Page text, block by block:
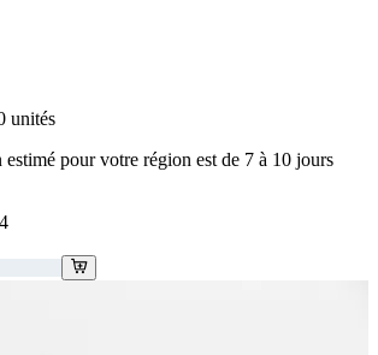
unités
pour votre région est de 7 à 10 jours